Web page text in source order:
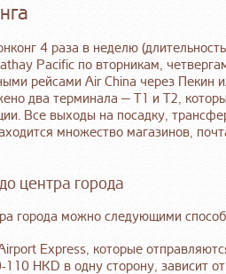
4 раза в неделю
Pacific по вторникам,
рейсами Air China через Пекин
два терминала — Т1 и Т2,
Все выходы на посадку,
множество магазинов,
центра города
города можно следующими
Express, которые
HKD в одну сторону, зависит